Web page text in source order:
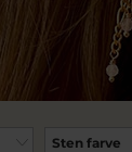
Sten farve